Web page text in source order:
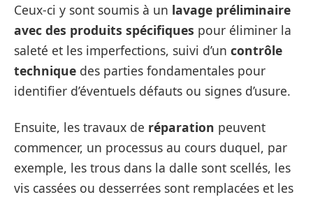
Ceux-ci y sont soumis à un lavage préliminaire
avec des produits spécifiques pour éliminer la
saleté et les imperfections, suivi d’un contrôle
technique des parties fondamentales pour
identifier d’éventuels défauts ou signes d’usure.
Ensuite, les travaux de réparation peuvent
commencer, un processus au cours duquel, par
exemple, les trous dans la dalle sont scellés, les
vis cassées ou desserrées sont remplacées et les